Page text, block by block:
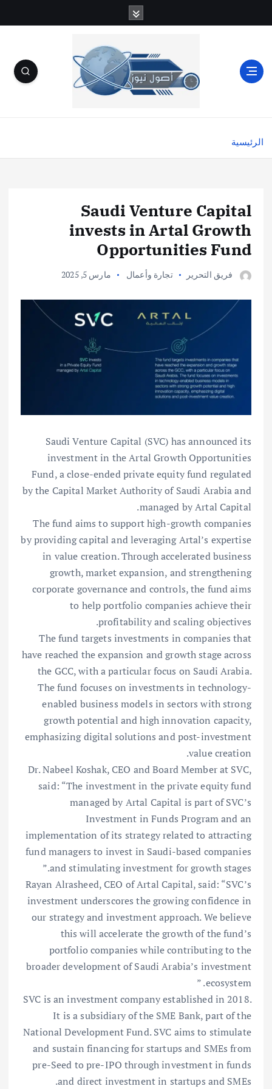
ل
الرئيسية
Saudi Venture Capital
invests in Artal Growth
Opportunities Fund
فريق التحرير تجارة وأعمال مارس 5, 2025
Saudi Venture Capital (SVC) has announced its
investment in the Artal Growth Opportunities
Fund, a close-ended private equity fund regulated
by the Capital Market Authority of Saudi Arabia and
managed by Artal Capital.
The fund aims to support high-growth companies
by providing capital and leveraging Artal’s expertise
in value creation. Through accelerated business
growth, market expansion, and strengthening
corporate governance and controls, the fund aims
to help portfolio companies achieve their
profitability and scaling objectives.
The fund targets investments in companies that
have reached the expansion and growth stage across
the GCC, with a particular focus on Saudi Arabia.
The fund focuses on investments in technology-
enabled business models in sectors with strong
growth potential and high innovation capacity,
emphasizing digital solutions and post-investment
value creation.
Dr. Nabeel Koshak, CEO and Board Member at SVC,
said: “The investment in the private equity fund
managed by Artal Capital is part of SVC’s
Investment in Funds Program and an
implementation of its strategy related to attracting
fund managers to invest in Saudi-based companies
and stimulating investment for growth stages.”
Rayan Alrasheed, CEO of Artal Capital, said: “SVC’s
investment underscores the growing confidence in
our strategy and investment approach. We believe
this will accelerate the growth of the fund’s
portfolio companies while contributing to the
broader development of Saudi Arabia’s investment
ecosystem. ”
SVC is an investment company established in 2018.
It is a subsidiary of the SME Bank, part of the
National Development Fund. SVC aims to stimulate
and sustain financing for startups and SMEs from
pre-Seed to pre-IPO through investment in funds
and direct investment in startups and SMEs.